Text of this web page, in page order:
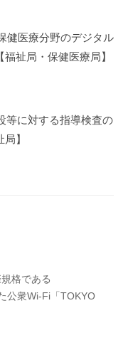
健医療分野のデジタル
祉局・保健医療局】
等に対する指導検査の
】
格である
公衆Wi-Fi「TOKYO